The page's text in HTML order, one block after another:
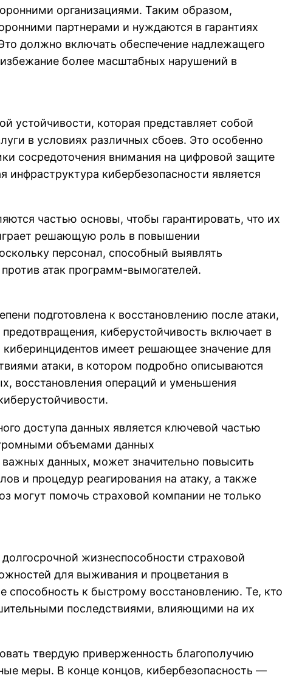
организациями. Таким образом,
партнерами и нуждаются в гарантиях
должно включать обеспечение надлежащего
более масштабных нарушений в
устойчивости, которая представляет собой
в условиях различных сбоев. Это особенно
сосредоточения внимания на цифровой защите
инфраструктура кибербезопасности является
частью основы, чтобы гарантировать, что их
решающую роль в повышении
персонал, способный выявлять
атак программ-вымогателей.
подготовлена к восстановлению после атаки,
киберустойчивость включает в
киберинцидентов имеет решающее значение для
атаки, в котором подробно описываются
восстановления операций и уменьшения
доступа данных является ключевой частью
объемами данных
важных данных, может значительно повысить
и процедур реагирования на атаку, а также
могут помочь страховой компании не только
жизнеспособности страховой
для выживания и процветания в
к быстрому восстановлению. Те, кто
последствиями, влияющими на их
твердую приверженность благополучию
меры. В конце концов, кибербезопасность —